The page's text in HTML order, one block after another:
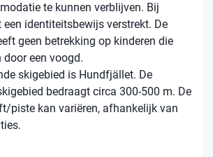
te kunnen verblijven. Bij
identiteitsbewijs verstrekt. De
geen betrekking op kinderen die
door een voogd.
skigebied is Hundfjället. De
bedraagt ​​circa 300-500 m. De
piste kan variëren, afhankelijk van